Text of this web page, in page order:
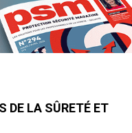
DE LA SÛRETÉ ET